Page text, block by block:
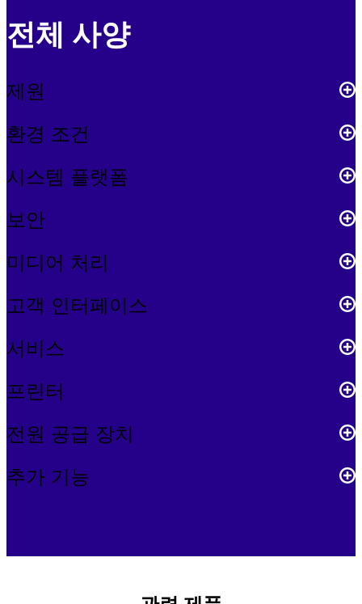
전체 사양
제원
환경 조건
시스템 플랫폼
보안
미디어 처리
고객 인터페이스
서비스
프린터
전원 공급 장치
추가 기능